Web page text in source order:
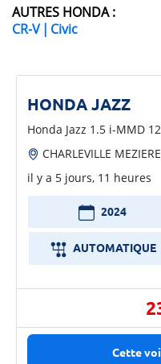
AUTRES HONDA :
CR-V | Civic
HONDA JAZZ
Honda Jazz 1.5 i-MMD
CHARLEVILLE
il y a 5 jours, 11 heures
2024
AUTOMATIQUE
Cette